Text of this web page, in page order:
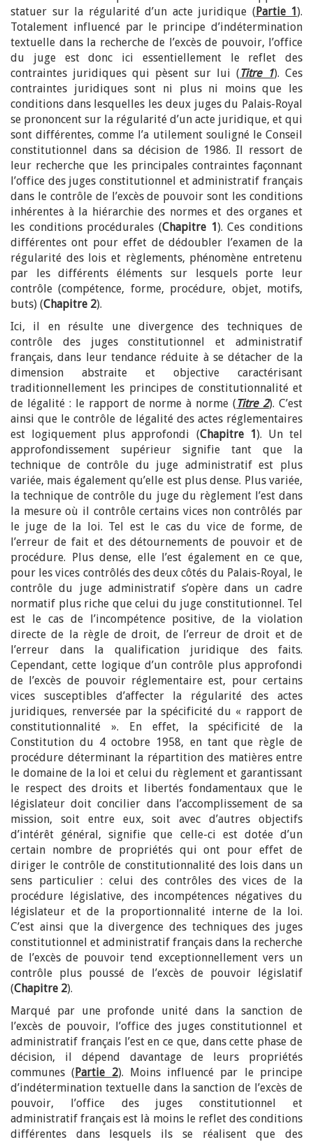
statuer sur la régularité d’un acte juridique (Partie 1).
Totalement influencé par le principe d’indétermination
textuelle dans la recherche de l’excès de pouvoir, l’office
du juge est donc ici essentiellement le reflet des
contraintes juridiques qui pèsent sur lui (Titre 1). Ces
contraintes juridiques sont ni plus ni moins que les
conditions dans lesquelles les deux juges du Palais-Royal
se prononcent sur la régularité d’un acte juridique, et qui
sont différentes, comme l’a utilement souligné le Conseil
constitutionnel dans sa décision de 1986. Il ressort de
leur recherche que les principales contraintes façonnant
l’office des juges constitutionnel et administratif français
dans le contrôle de l’excès de pouvoir sont les conditions
inhérentes à la hiérarchie des normes et des organes et
les conditions procédurales (Chapitre 1). Ces conditions
différentes ont pour effet de dédoubler l’examen de la
régularité des lois et règlements, phénomène entretenu
par les différents éléments sur lesquels porte leur
contrôle (compétence, forme, procédure, objet, motifs,
buts) (Chapitre 2).
Ici, il en résulte une divergence des techniques de
contrôle des juges constitutionnel et administratif
français, dans leur tendance réduite à se détacher de la
dimension abstraite et objective caractérisant
traditionnellement les principes de constitutionnalité et
de légalité : le rapport de norme à norme (Titre 2). C’est
ainsi que le contrôle de légalité des actes réglementaires
est logiquement plus approfondi (Chapitre 1). Un tel
approfondissement supérieur signifie tant que la
technique de contrôle du juge administratif est plus
variée, mais également qu’elle est plus dense. Plus variée,
la technique de contrôle du juge du règlement l’est dans
la mesure où il contrôle certains vices non contrôlés par
le juge de la loi. Tel est le cas du vice de forme, de
l’erreur de fait et des détournements de pouvoir et de
procédure. Plus dense, elle l’est également en ce que,
pour les vices contrôlés des deux côtés du Palais-Royal, le
contrôle du juge administratif s’opère dans un cadre
normatif plus riche que celui du juge constitutionnel. Tel
est le cas de l’incompétence positive, de la violation
directe de la règle de droit, de l’erreur de droit et de
l’erreur dans la qualification juridique des faits.
Cependant, cette logique d’un contrôle plus approfondi
de l’excès de pouvoir réglementaire est, pour certains
vices susceptibles d’affecter la régularité des actes
juridiques, renversée par la spécificité du « rapport de
constitutionnalité ». En effet, la spécificité de la
Constitution du 4 octobre 1958, en tant que règle de
procédure déterminant la répartition des matières entre
le domaine de la loi et celui du règlement et garantissant
le respect des droits et libertés fondamentaux que le
législateur doit concilier dans l’accomplissement de sa
mission, soit entre eux, soit avec d’autres objectifs
d’intérêt général, signifie que celle-ci est dotée d’un
certain nombre de propriétés qui ont pour effet de
diriger le contrôle de constitutionnalité des lois dans un
sens particulier : celui des contrôles des vices de la
procédure législative, des incompétences négatives du
législateur et de la proportionnalité interne de la loi.
C’est ainsi que la divergence des techniques des juges
constitutionnel et administratif français dans la recherche
de l’excès de pouvoir tend exceptionnellement vers un
contrôle plus poussé de l’excès de pouvoir législatif
(Chapitre 2).
Marqué par une profonde unité dans la sanction de
l’excès de pouvoir, l’office des juges constitutionnel et
administratif français l’est en ce que, dans cette phase de
décision, il dépend davantage de leurs propriétés
communes (Partie 2). Moins influencé par le principe
d’indétermination textuelle dans la sanction de l’excès de
pouvoir, l’office des juges constitutionnel et
administratif français est là moins le reflet des conditions
différentes dans lesquels ils se réalisent que des